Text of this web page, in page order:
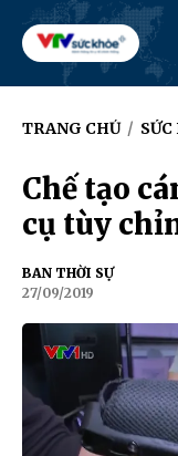
TRANG CHỦ / SỨC
Chế tạo
cụ tùy
BAN THỜI SỰ
27/09/2019